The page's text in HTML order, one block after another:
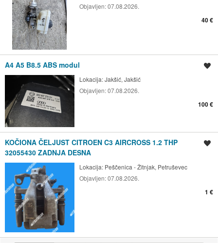
Objavljen:07.08.2026.
40 €
A4 A5 B8.5 ABS modul
Lokacija:Jakšić, Jakšić
Objavljen:07.08.2026.
100 €
KOČIONA ČELJUST CITROEN C3 AIRCROSS 1.2 THP
32055430 ZADNJA DESNA
Lokacija: Peščenica - Žitnjak, Petruševec
Objavljen:07.08.2026.
1 €